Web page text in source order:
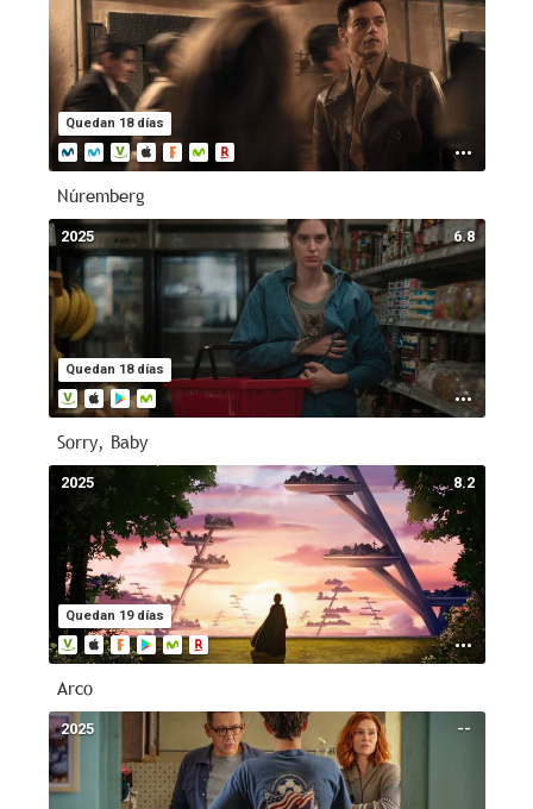
Quedan 18 días
Núremberg
6.8
Quedan 18 días
2025
Sorry, Baby
8.2
Quedan 19 días
2025
Arco
--
2025